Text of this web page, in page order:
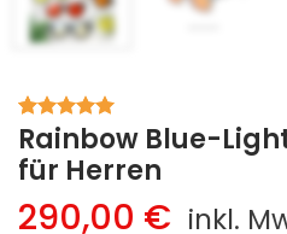
Bewertet
mit5.00
von 5,
auf
3
Rainbow Blue-
für Herren
290,00 € inkl.